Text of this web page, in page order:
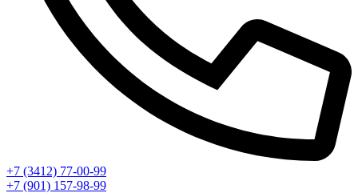
+7 (3412) 77-00-99
+7 (901) 157-98-99